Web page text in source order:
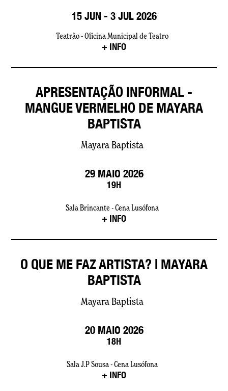
15 JUN - 3 JUL 2026
Teatrão - Oficina Municipal de Teatro
+ INFO
APRESENTAÇÃO INFORMAL -
MANGUE VERMELHO DE MAYARA
BAPTISTA
Mayara Baptista
29 MAIO 2026
19H
Sala Brincante - Cena Lusófona
+ INFO
O QUE ME FAZ ARTISTA? | MAYARA
BAPTISTA
Mayara Baptista
20 MAIO 2026
18H
Sala J.P Sousa - Cena Lusófona
+ INFO